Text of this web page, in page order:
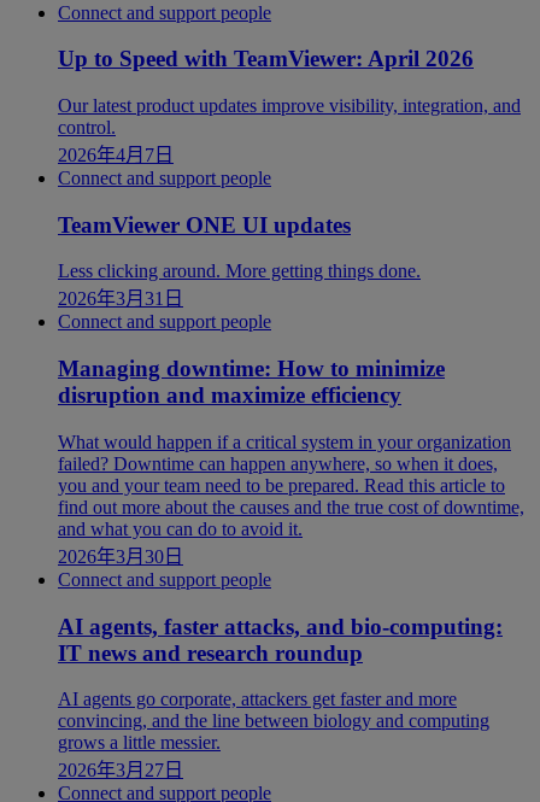
Connect and support people
Up to Speed with TeamViewer: April 2026
Our latest product updates improve visibility, integration, and
control.
2026年4月7日
Connect and support people
TeamViewer ONE UI updates
Less clicking around. More getting things done.
2026年3月31日
Connect and support people
Managing downtime: How to minimize
disruption and maximize efficiency
What would happen if a critical system in your organization
failed? Downtime can happen anywhere, so when it does,
you and your team need to be prepared. Read this article to
find out more about the causes and the true cost of downtime,
and what you can do to avoid it.
2026年3月30日
Connect and support people
AI agents, faster attacks, and bio-computing:
IT news and research roundup
AI agents go corporate, attackers get faster and more
convincing, and the line between biology and computing
grows a little messier.
2026年3月27日
Connect and support people